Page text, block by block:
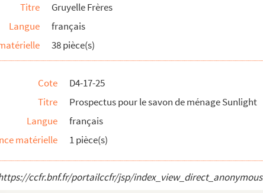
Titre
Gruyelle Frères
Langue
français
38 pièce(s)
Cote
D4-17-25
Titre
Prospectus pour le savon de ménage Sunlight
Langue
français
matérielle
1 pièce(s)
ccfr.bnf.fr/portailccfr/jsp/